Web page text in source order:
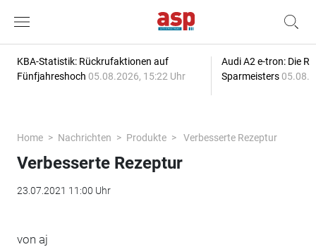
KBA-Statistik: Rückrufaktionen auf
Fünfjahreshoch 05.08.2026, 15:22 Uhr
Audi A2 e-tron: Die
Sparmeisters
Home Nachrichten Produkte Verbesserte Rezeptur
Verbesserte Rezeptur
23.07.2021 11:00 Uhr
von aj